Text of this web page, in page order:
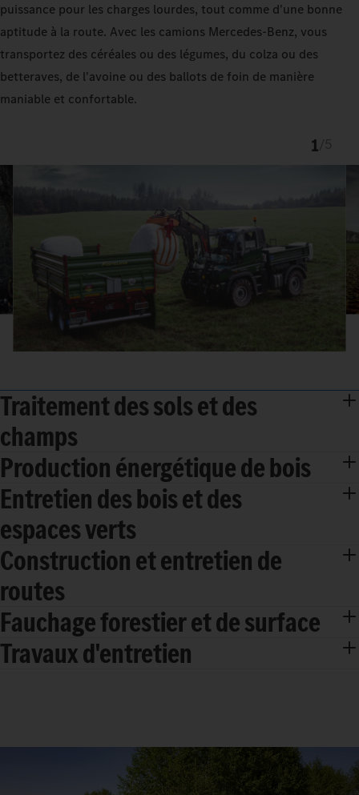
puissance pour les charges lourdes, tout comme d'une bonne
aptitude à la route. Avec les camions Mercedes‑Benz, vous
transportez des céréales ou des légumes, du colza ou des
betteraves, de l'avoine ou des ballots de foin de manière
maniable et confortable.
1
Traitement des sols et des
champs
Production énergétique de bois
Entretien des bois et des
espaces verts
Construction et entretien de
routes
Fauchage forestier et de surface
Travaux d'entretien